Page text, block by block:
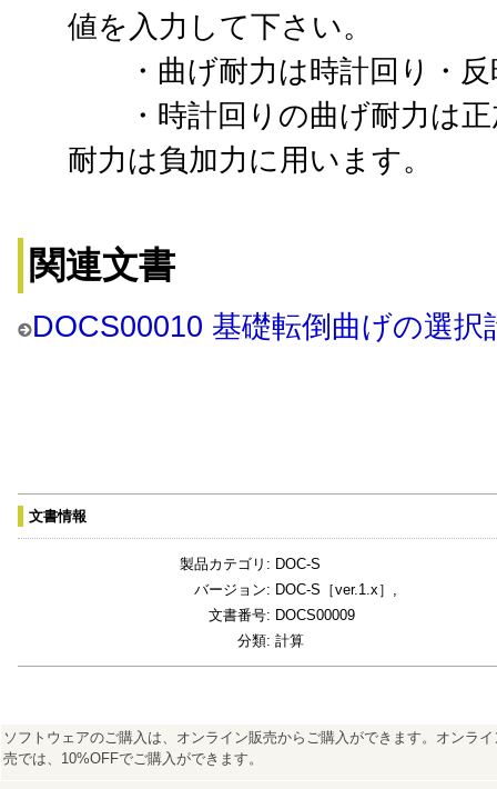
値を入力して下さい。
・曲げ耐力は時計回り・反
・時計回りの曲げ耐力は正
耐力は負加力に用います。
関連文書
DOCS00010 基礎転倒曲げの選択
文書情報
製品カテゴリ: DOC-S
バージョン: DOC-S［ver.1.x］,
文書番号: DOCS00009
分類: 計算
ソフトウェアのご購入は、オンライン販売からご購入ができます。オンライ
売では、10%OFFでご購入ができます。